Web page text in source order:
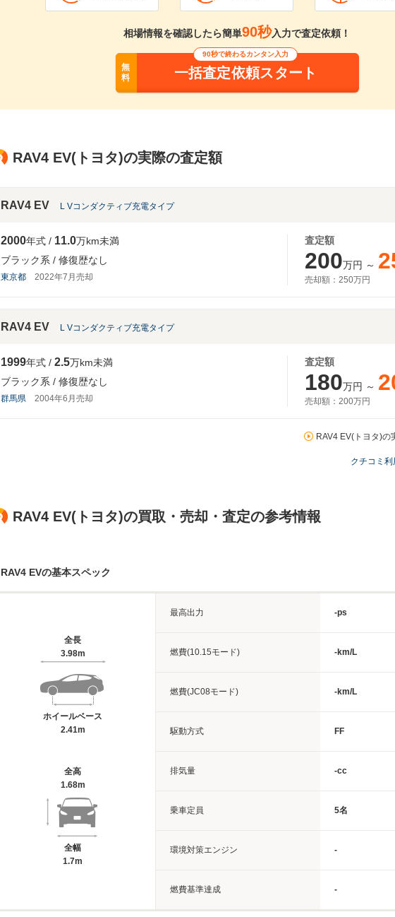
相場情報を確認したら簡単90秒入力で査定依頼！
無
料
90秒で終わるカンタン入力
一括査定依頼スタート
RAV4 EV(トヨタ)の実際の査定額
RAV4 EV L Vコンダクティブ充電タイプ
2000年式 11.0万km未満
ブラック系
修復歴なし
東京都 2022年7月売却
査定額
200万円 ～
売却額： 250万円
RAV4 EV L Vコンダクティブ充電タイプ
1999年式 2.5万km未満
ブラック系
修復歴なし
群馬県 2004年6月売却
査定額
180万円 ～
売却額： 200万円
RAV4 EV(トヨタ)の
クチコミ
RAV4 EV(トヨタ)の買取・売却・査定の参考情報
RAV4 EVの基本スペック
全長
3.98m
ホイールベース
2.41m
全高
1.68m
全幅
1.7m
最高出力 -ps
燃費(10.15モード) -km/L
燃費(JC08モード) -km/L
駆動方式 FF
排気量 -cc
乗車定員 5名
環境対策エンジン -
燃費基準達成 -